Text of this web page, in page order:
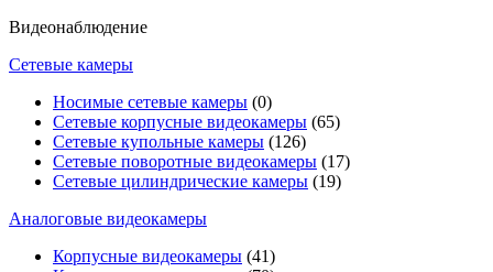
Видеонаблюдение
Сетевые камеры
Носимые сетевые камеры (0)
Сетевые корпусные видеокамеры (65)
Сетевые купольные камеры (126)
Сетевые поворотные видеокамеры (17)
Сетевые цилиндрические камеры (19)
Аналоговые видеокамеры
Корпусные видеокамеры (41)